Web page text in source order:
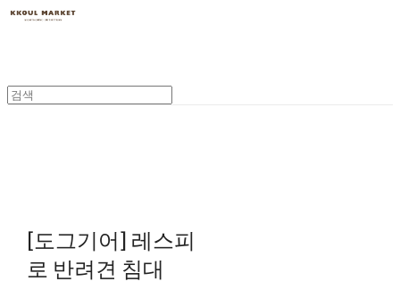
[도그기어] 레스피
로 반려견 침대